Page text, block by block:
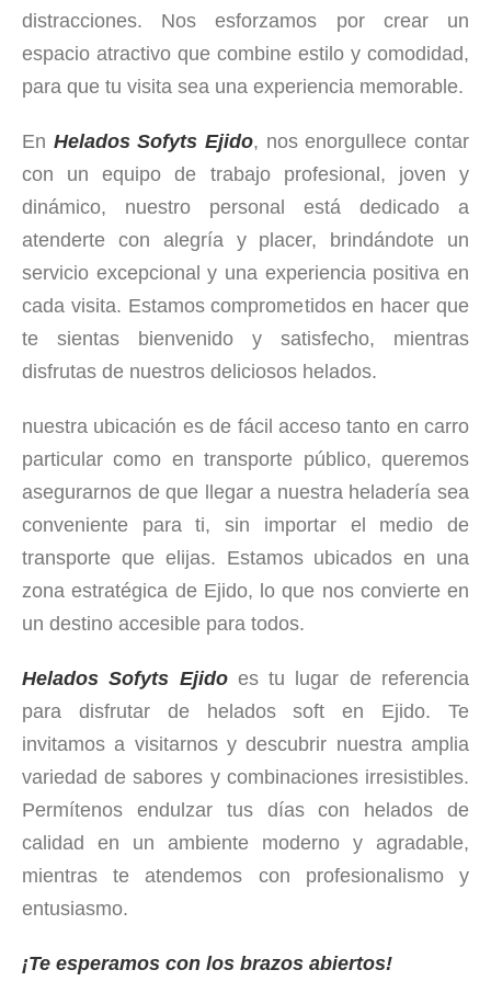
distracciones. Nos esforzamos por crear un
espacio atractivo que combine estilo y comodidad,
para que tu visita sea una experiencia memorable.
En Helados Sofyts Ejido, nos enorgullece contar
con un equipo de trabajo profesional, joven y
dinámico, nuestro personal está dedicado a
atenderte con alegría y placer, brindándote un
servicio excepcional y una experiencia positiva en
cada visita. Estamos comprometidos en hacer que
te sientas bienvenido y satisfecho, mientras
disfrutas de nuestros deliciosos helados.
nuestra ubicación es de fácil acceso tanto en carro
particular como en transporte público, queremos
asegurarnos de que llegar a nuestra heladería sea
conveniente para ti, sin importar el medio de
transporte que elijas. Estamos ubicados en una
zona estratégica de Ejido, lo que nos convierte en
un destino accesible para todos.
Helados Sofyts Ejidoes tu lugar de referencia
para disfrutar de helados soft en Ejido. Te
invitamos a visitarnos y descubrir nuestra amplia
variedad de sabores y combinaciones irresistibles.
Permítenos endulzar tus días con helados de
calidad en un ambiente moderno y agradable,
mientras te atendemos con profesionalismo y
entusiasmo.
¡Te esperamos con los brazos abiertos!